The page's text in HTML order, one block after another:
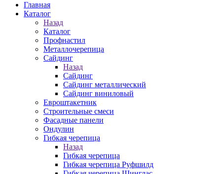
Главная
Каталог
Назад
Каталог
Профнастил
Металлочерепица
Сайдинг
Назад
Сайдинг
Сайдинг металлический
Сайдинг виниловый
Евроштакетник
Строительные смеси
Фасадные панели
Ондулин
Гибкая черепица
Назад
Гибкая черепица
Гибкая черепица Руфшилд